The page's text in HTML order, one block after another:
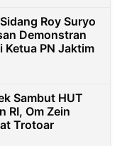
Roy Suryo
Demonstran
Ketua PN Jaktim
Sambut HUT
RI, Om Zein
Trotoar